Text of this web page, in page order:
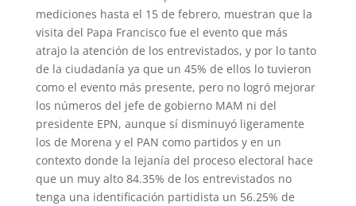
mediciones hasta el 15 de febrero, muestran que la
visita del Papa Francisco fue el evento que más
atrajo la atención de los entrevistados, y por lo tanto
de la ciudadanía ya que un 45% de ellos lo tuvieron
como el evento más presente, pero no logró mejorar
los números del jefe de gobierno MAM ni del
presidente EPN, aunque sí disminuyó ligeramente
los de Morena y el PAN como partidos y en un
contexto donde la lejanía del proceso electoral hace
que un muy alto 84.35% de los entrevistados no
tenga una identificación partidista un 56.25% de